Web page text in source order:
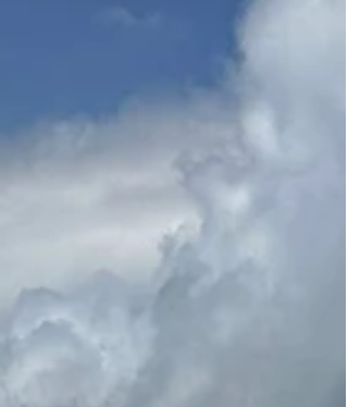
Autofähre Gutshof an der Innersten